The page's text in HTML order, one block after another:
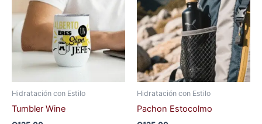
Hidratación con Estilo
Tumbler Wine
Hidratación con Estilo
Pachon Estocolmo